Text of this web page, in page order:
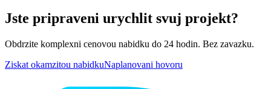
Jste pripraveni urychlit svuj projekt?
Obdrzite komplexni cenovou nabidku do 24 hodin. Bez zavazku.
Ziskat okamzitou nabidkuNaplanovani hovoru